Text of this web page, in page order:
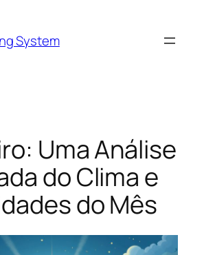
System
Uma Análise
do Clima e
do Mês